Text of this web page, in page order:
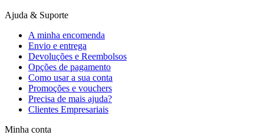
Ajuda & Suporte
A minha encomenda
Envio e entrega
Devoluções e Reembolsos
Opções de pagamento
Como usar a sua conta
Promoções e vouchers
Precisa de mais ajuda?
Clientes Empresariais
Minha conta